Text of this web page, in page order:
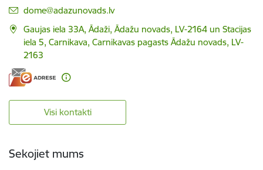
E-pasts:
dome@adazunovads.lv
Gaujas iela 33A, Ādaži, Ādažu novads, LV-2164 un Stacijas
iela 5, Carnikava, Carnikavas pagasts Ādažu novads, LV-
2163
Visi kontakti
Sekojiet mums